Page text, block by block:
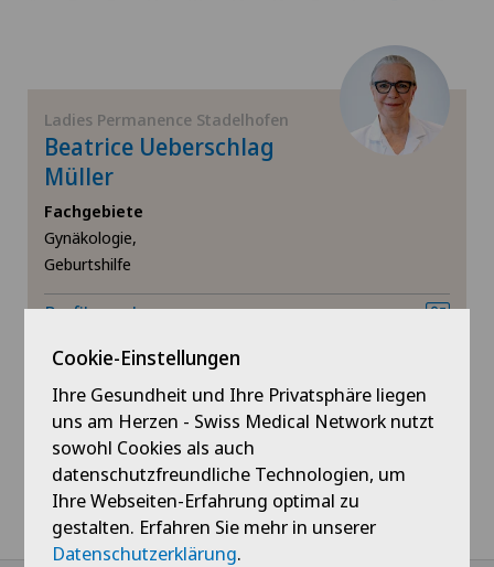
Ladies Permanence Stadelhofen
Beatrice Ueberschlag
Müller
Fachgebiete
Gynäkologie,
Geburtshilfe
Profil ansehen
Cookie-Einstellungen
Ihre Gesundheit und Ihre Privatsphäre liegen
uns am Herzen - Swiss Medical Network nutzt
sowohl Cookies als auch
datenschutzfreundliche Technologien, um
Ihre Webseiten-Erfahrung optimal zu
gestalten. Erfahren Sie mehr in unserer
Datenschutzerklärung.